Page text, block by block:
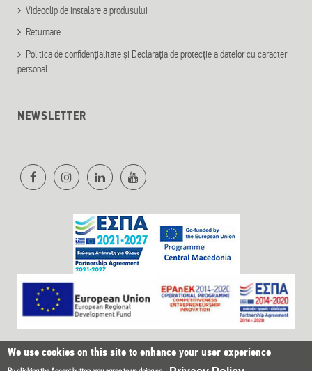
Videoclip de instalare a produsului
Returnare
Politica de confidențialitate și Declarația de protecție a datelor cu caracter
personal
NEWSLETTER
We use cookies on this site to enhance your user experience